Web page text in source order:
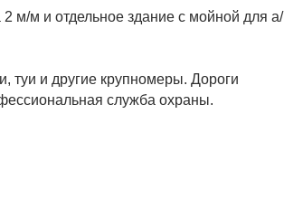
м/м и отдельное здание с мойной для а/
и другие крупномеры. Дороги
служба охраны.